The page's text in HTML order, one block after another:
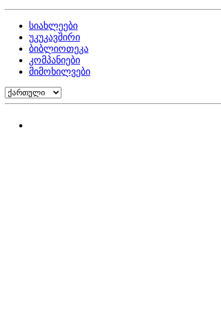
სიახლეები
უკუკავშირი
ბიბლიოთეკა
კომპანიები
მიმოხილვები